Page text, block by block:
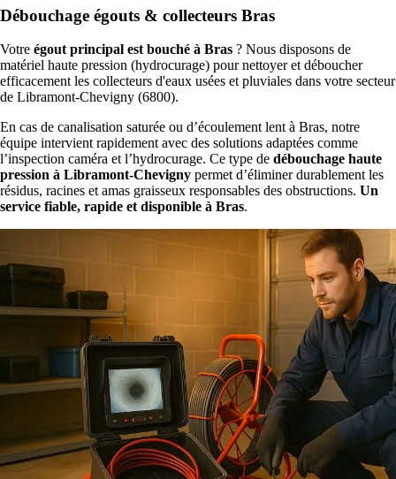
Débouchage égouts & collecteurs Bras
Votre égout principal est bouché à Bras ? Nous disposons de
matériel haute pression (hydrocurage) pour nettoyer et déboucher
efficacement les collecteurs d'eaux usées et pluviales dans votre secteur
de Libramont-Chevigny (6800).
En cas de canalisation saturée ou d’écoulement lent à Bras, notre
équipe intervient rapidement avec des solutions adaptées comme
l’inspection caméra et l’hydrocurage. Ce type de débouchage haute
pression à Libramont-Chevigny permet d’éliminer durablement les
résidus, racines et amas graisseux responsables des obstructions. Un
service fiable, rapide et disponible à Bras.